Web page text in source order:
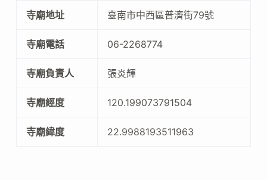
寺廟地址 臺南市中西區普濟街79號
寺廟電話 06-2268774
寺廟負責人 張炎輝
寺廟經度 120.199073791504
寺廟緯度 22.9988193511963